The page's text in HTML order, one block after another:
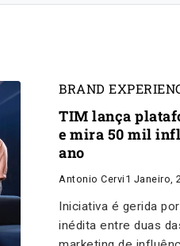
BRAND
TIM lança
e mira 50 mil
ano
Antonio Cervi 1 Janeiro,
Iniciativa é gerida
inédita entre duas